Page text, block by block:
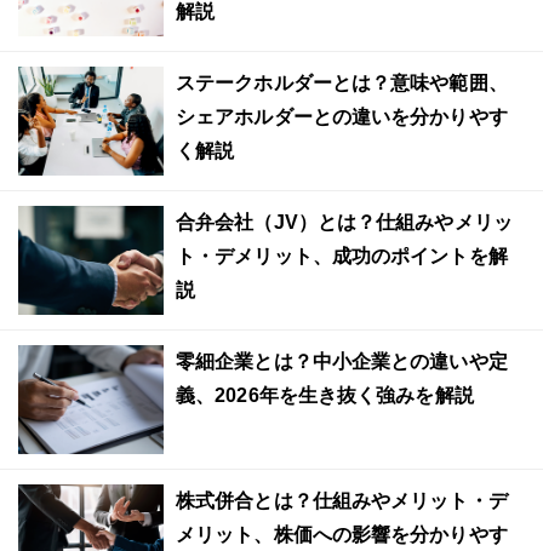
解説
ステークホルダーとは？意味や範囲、
シェアホルダーとの違いを分かりやす
く解説
合弁会社（JV）とは？仕組みやメリッ
ト・デメリット、成功のポイントを解
説
零細企業とは？中小企業との違いや定
義、2026年を生き抜く強みを解説
株式併合とは？仕組みやメリット・デ
メリット、株価への影響を分かりやす